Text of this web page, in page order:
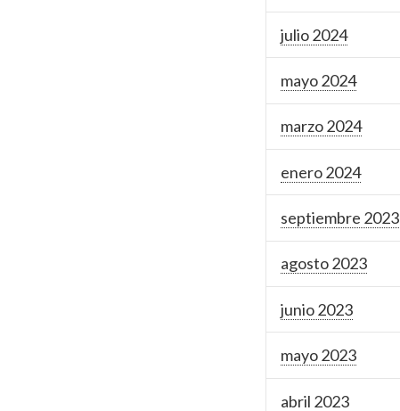
julio 2024
mayo 2024
marzo 2024
enero 2024
septiembre 2023
agosto 2023
junio 2023
mayo 2023
abril 2023